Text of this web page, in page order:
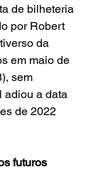
de bilheteria
por Robert
da
em maio de
sem
adiou a data
de 2022
futuros